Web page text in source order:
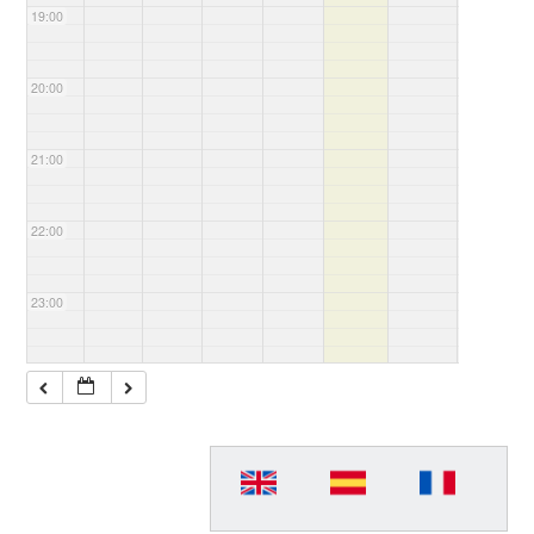
19:00
20:00
21:00
22:00
23:00